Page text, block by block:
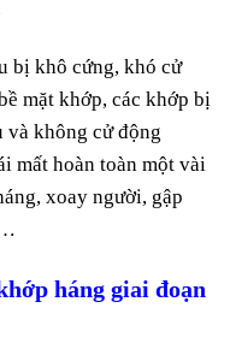
bị khô cứng, khó cử
mặt khớp, các khớp bị
và không cử động
mất hoàn toàn một vài
xoay người, gập
háng giai đoạn